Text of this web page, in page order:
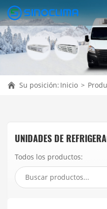
Su posición: Inicio >
UNIDADES DE
Todos los productos: